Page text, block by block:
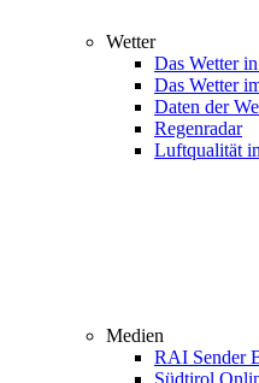
Wetter
Das Wetter
Das Wetter
Daten der
Regenradar
Luftqualität
Medien
RAI Sender
Südtirol